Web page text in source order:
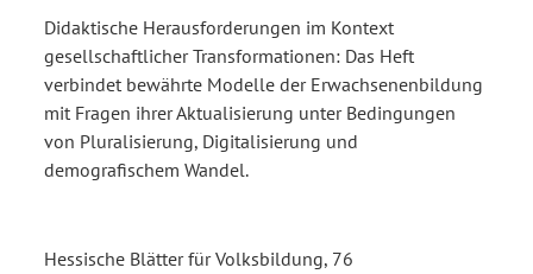
Didaktische Herausforderungen im Kontext
gesellschaftlicher Transformationen: Das Heft
verbindet bewährte Modelle der Erwachsenenbildung
mit Fragen ihrer Aktualisierung unter Bedingungen
von Pluralisierung, Digitalisierung und
demografischem Wandel.
Hessische Blätter für Volksbildung, 76